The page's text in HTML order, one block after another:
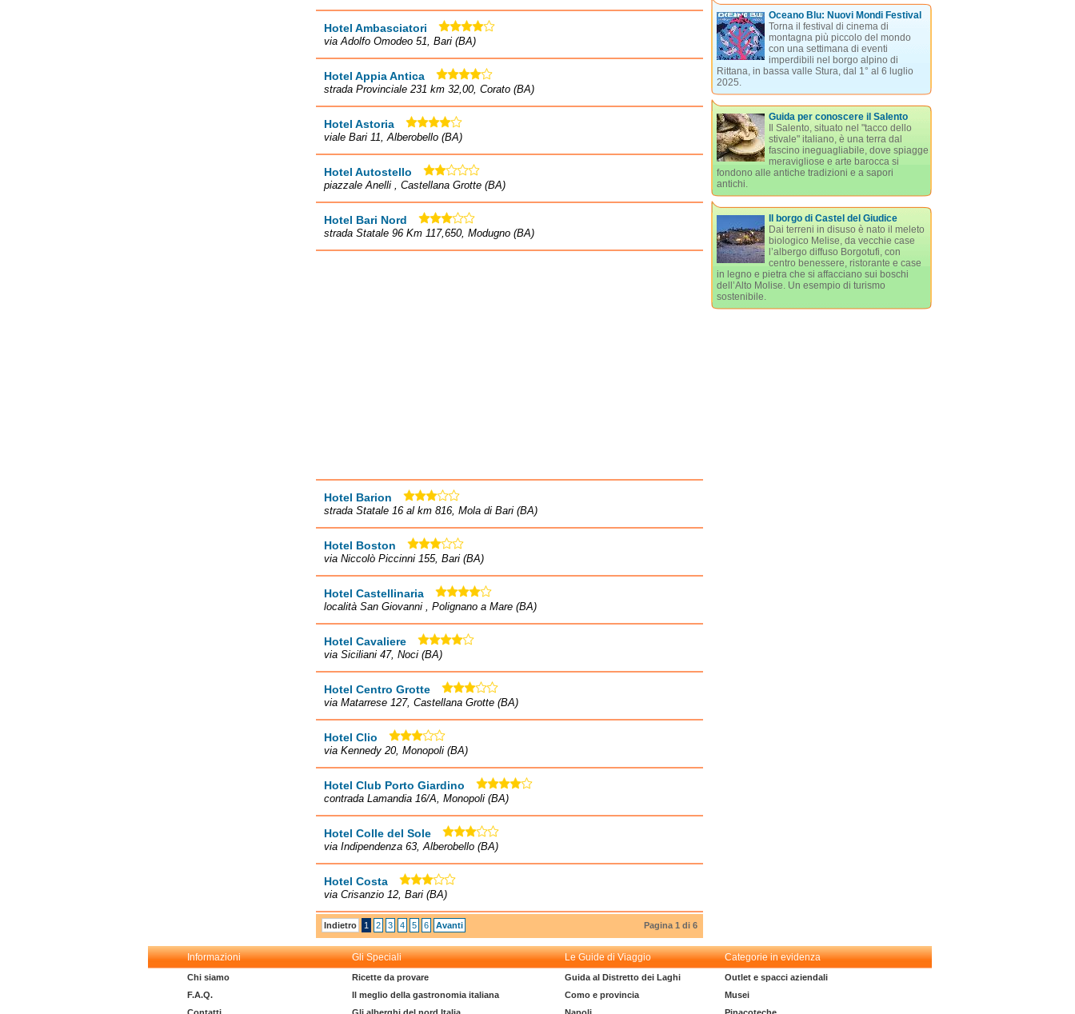
Hotel Ambasciatori
via Adolfo Omodeo 51, Bari (BA)
Hotel Appia Antica
strada Provinciale 231 km 32,00, Corato (BA)
Hotel Astoria
viale Bari 11, Alberobello (BA)
Hotel Autostello
piazzale Anelli , Castellana Grotte (BA)
Hotel Bari Nord
strada Statale 96 Km 117,650, Modugno (BA)
Hotel Barion
strada Statale 16 al km 816, Mola di Bari (BA)
Hotel Boston
via Niccolò Piccinni 155, Bari (BA)
Hotel Castellinaria
località San Giovanni , Polignano a Mare (BA)
Hotel Cavaliere
via Siciliani 47, Noci (BA)
Hotel Centro Grotte
via Matarrese 127, Castellana Grotte (BA)
Hotel Clio
via Kennedy 20, Monopoli (BA)
Hotel Club Porto Giardino
contrada Lamandia 16/A, Monopoli (BA)
Hotel Colle del Sole
via Indipendenza 63, Alberobello (BA)
Hotel Costa
via Crisanzio 12, Bari (BA)
Indietro 1 2 3 4 5 6 Avanti Pagina 1 di 6
Oceano Blu: Nuovi Mondi Festival
Torna il festival di cinema di
montagna più piccolo del mondo
con una settimana di eventi
imperdibili nel borgo alpino di
Rittana, in bassa valle Stura, dal 1° al 6 luglio
2025.
Guida per conoscere il Salento
Il Salento, situato nel "tacco dello
stivale" italiano, è una terra dal
fascino ineguagliabile, dove spiagge
meravigliose e arte barocca si
fondono alle antiche tradizioni e a sapori
antichi.
Il borgo di Castel del Giudice
Dai terreni in disuso è nato il meleto
biologico Melise, da vecchie case
l’albergo diffuso Borgotufi, con
centro benessere, ristorante e case
in legno e pietra che si affacciano sui boschi
dell’Alto Molise. Un esempio di turismo
sostenibile.
Informazioni Gli Speciali Le Guide di Viaggio Categorie in evidenza
Chi siamo
F.A.Q.
Ricette da provare
Il meglio della gastronomia italiana
Guida al Distretto dei Laghi
Como e provincia
Outlet e spacci aziendali
Musei